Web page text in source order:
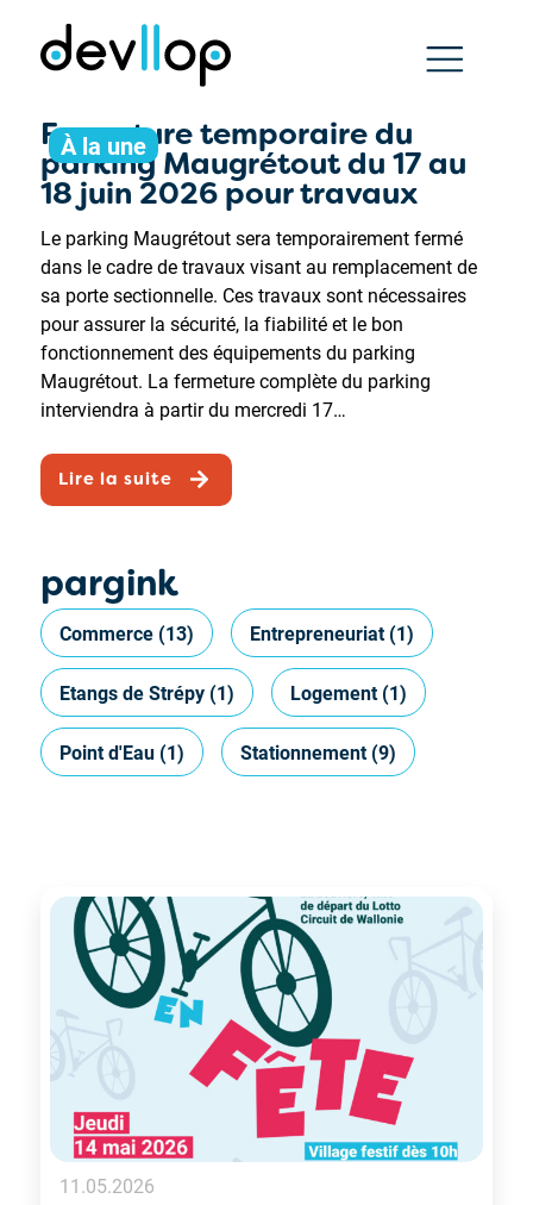
À la une
Fermeture temporaire du
parking Maugrétout du 17 au
18 juin 2026 pour travaux
Le parking Maugrétout sera temporairement fermé
dans le cadre de travaux visant au remplacement de
sa porte sectionnelle. Ces travaux sont nécessaires
pour assurer la sécurité, la fiabilité et le bon
fonctionnement des équipements du parking
Maugrétout. La fermeture complète du parking
interviendra à partir du mercredi 17…
Lire la suite
pargink
Commerce (13) Entrepreneuriat(1)
Etangs de Strépy (1) Logement(1)
Point d'Eau (1) Stationnement(9)
11.05.2026